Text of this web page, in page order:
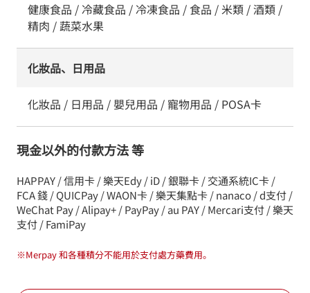
健康食品 / 冷藏食品 / 冷凍食品 / 食品 / 米類 / 酒類 /
精肉 / 蔬菜水果
化妝品、日用品
化妝品 / 日用品 / 嬰兒用品 / 寵物用品 / POSA卡
現金以外的付款方法 等
HAPPAY / 信用卡 / 樂天Edy / iD / 銀聯卡 / 交通系統IC卡 /
FCA 錢 / QUICPay / WAON卡 / 樂天集點卡 / nanaco / d支付 /
WeChat Pay / Alipay+ / PayPay / au PAY / Mercari支付 / 樂天
支付 / FamiPay
※Merpay 和各種積分不能用於支付處方藥費用。